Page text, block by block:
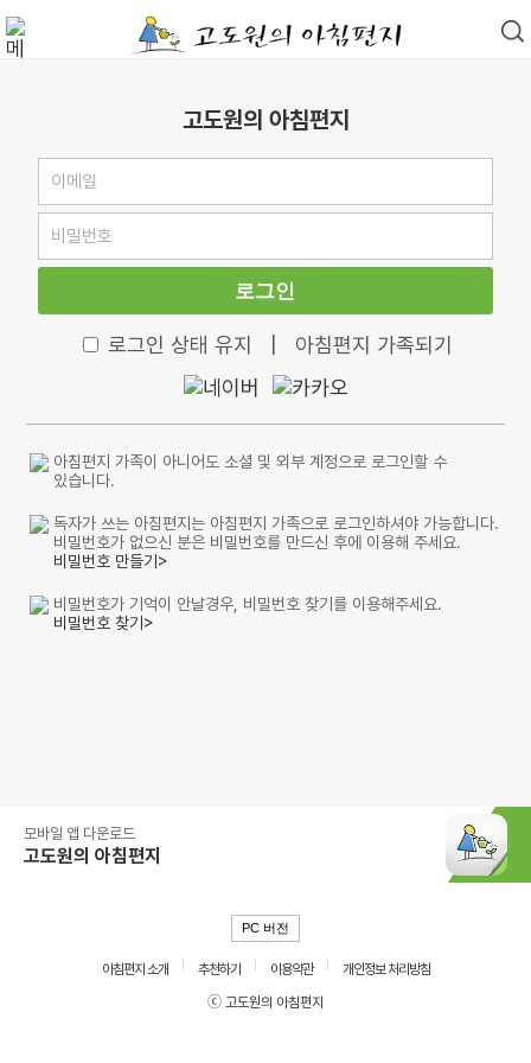
고도원의 아침편지
로그인
로그인 상태 유지 아침편지 가족되기
아침편지 가족이 아니어도 소셜 및 외부 계정으로 로그인할 수
있습니다.
독자가 쓰는 아침편지는 아침편지 가족으로 로그인하셔야 가능합니다.
비밀번호가 없으신 분은 비밀번호를 만드신 후에 이용해 주세요.
비밀번호 만들기>
비밀번호가 기억이 안날경우, 비밀번호 찾기를 이용해주세요.
비밀번호 찾기>
모바일 앱 다운로드
고도원의 아침편지
PC 버전
아침편지 소개 추천하기 이용약관
개인정보 처리방침
ⓒ 고도원의 아침편지